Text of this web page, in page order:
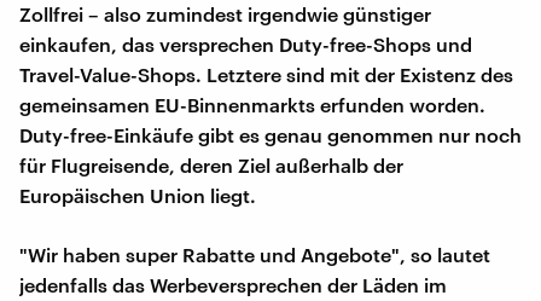
Zollfrei – also zumindest irgendwie günstiger
einkaufen, das versprechen Duty-free-Shops und
Travel-Value-Shops. Letztere sind mit der Existenz des
gemeinsamen EU-Binnenmarkts erfunden worden.
Duty-free-Einkäufe gibt es genau genommen nur noch
für Flugreisende, deren Ziel außerhalb der
Europäischen Union liegt.
"Wir haben super Rabatte und Angebote", so lautet
jedenfalls das Werbeversprechen der Läden im